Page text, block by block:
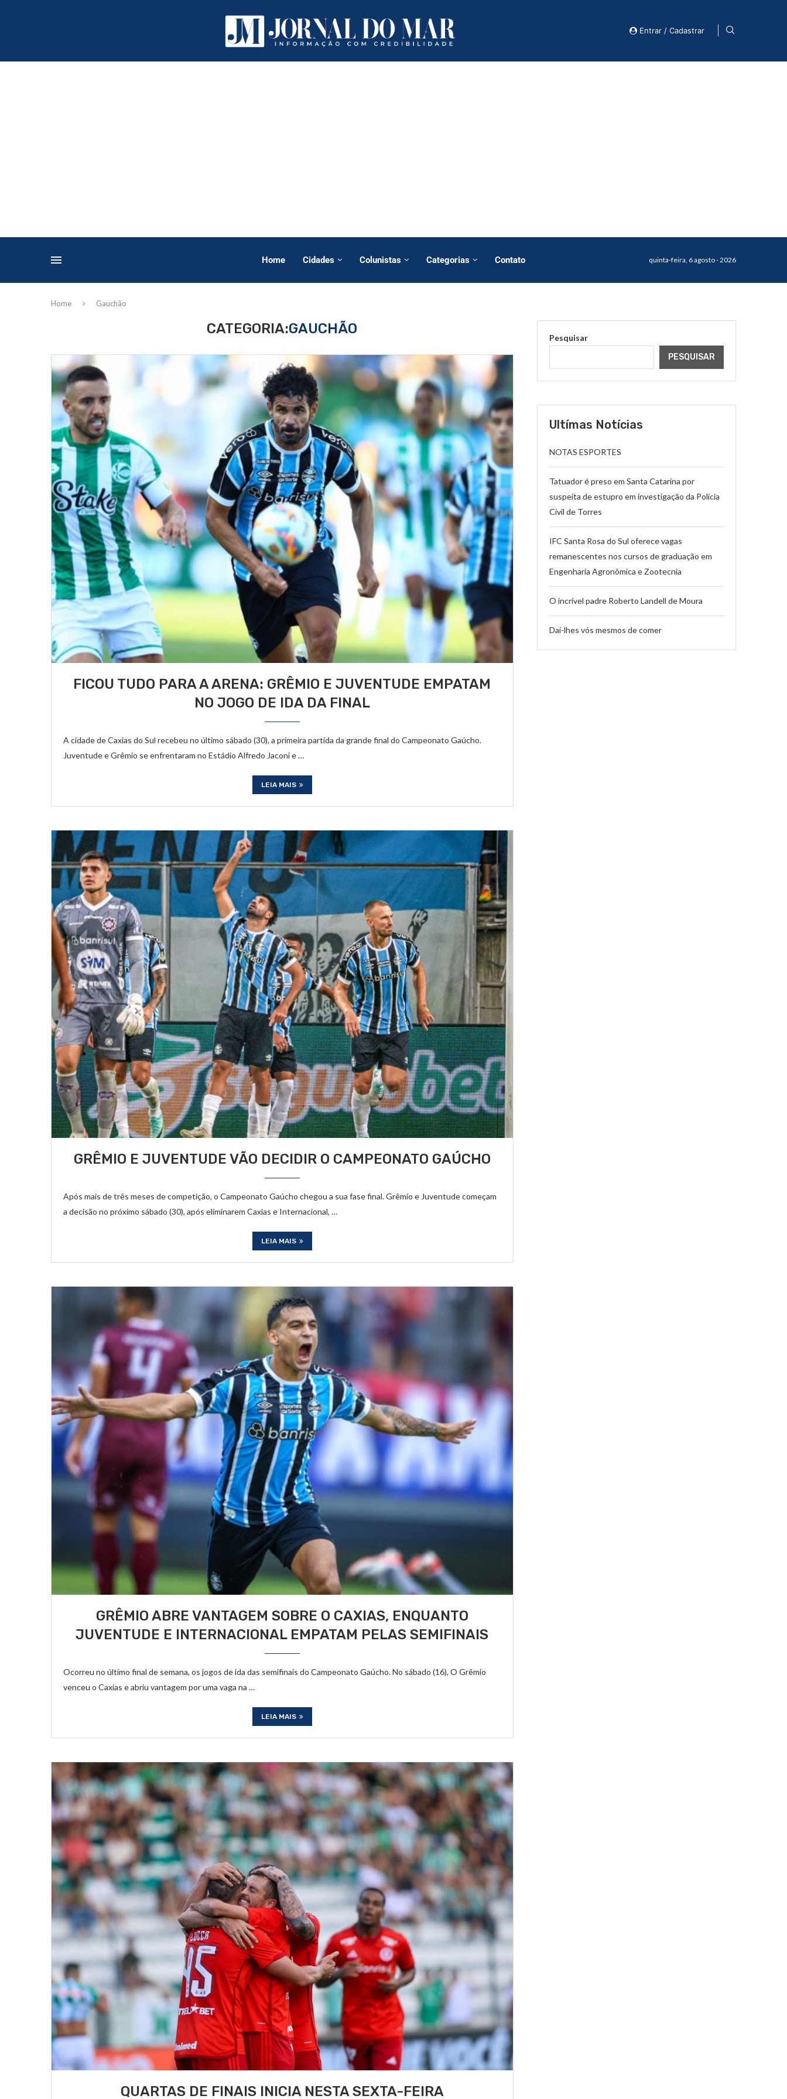
Entrar / Cadastrar
Home Cidades Colunistas Categorias Contato quinta-feira, 6 agosto - 2026
Home Gauchão
CATEGORIA:GAUCHÃO
FICOU TUDO PARA A ARENA: GRÊMIO E JUVENTUDE EMPATAM
NO JOGO DE IDA DA FINAL
A cidade de Caxias do Sul recebeu no último sábado (30), a primeira partida da grande final do Campeonato Gaúcho.
Juventude e Grêmio se enfrentaram no Estádio Alfredo Jaconi e …
LEIA MAIS
GRÊMIO E JUVENTUDE VÃO DECIDIR O CAMPEONATO GAÚCHO
Após mais de três meses de competição, o Campeonato Gaúcho chegou a sua fase final. Grêmio e Juventude começam
a decisão no próximo sábado (30), após eliminarem Caxias e Internacional, …
LEIA MAIS
GRÊMIO ABRE VANTAGEM SOBRE O CAXIAS, ENQUANTO
JUVENTUDE E INTERNACIONAL EMPATAM PELAS SEMIFINAIS
Ocorreu no último final de semana, os jogos de ida das semifinais do Campeonato Gaúcho. No sábado (16), O Grêmio
venceu o Caxias e abriu vantagem por uma vaga na …
LEIA MAIS
QUARTAS DE FINAIS INICIA NESTA SEXTA-FEIRA
Pesquisar
PESQUISAR
Ultímas Notícias
NOTAS ESPORTES
Tatuador é preso em Santa Catarina por
suspeita de estupro em investigação da Polícia
Civil de Torres
IFC Santa Rosa do Sul oferece vagas
remanescentes nos cursos de graduação em
Engenharia Agronômica e Zootecnia
O incrível padre Roberto Landell de Moura
Dai-lhes vós mesmos de comer